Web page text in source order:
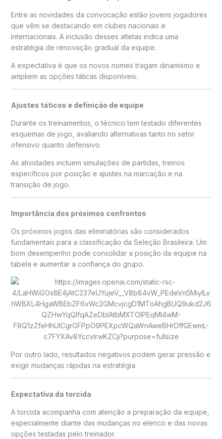
Entre as novidades da convocação estão jovens jogadores
que vêm se destacando em clubes nacionais e
internacionais. A inclusão desses atletas indica uma
estratégia de renovação gradual da equipe.
A expectativa é que os novos nomes tragam dinamismo e
ampliem as opções táticas disponíveis.
Ajustes táticos e definição de equipe
Durante os treinamentos, o técnico tem testado diferentes
esquemas de jogo, avaliando alternativas tanto no setor
ofensivo quanto defensivo.
As atividades incluem simulações de partidas, treinos
específicos por posição e ajustes na marcação e na
transição de jogo.
Importância dos próximos confrontos
Os próximos jogos das eliminatórias são considerados
fundamentais para a classificação da Seleção Brasileira. Um
bom desempenho pode consolidar a posição da equipe na
tabela e aumentar a confiança do grupo.
Por outro lado, resultados negativos podem gerar pressão e
exigir mudanças rápidas na estratégia.
Expectativa da torcida
A torcida acompanha com atenção a preparação da equipe,
especialmente diante das mudanças no elenco e das novas
opções testadas pelo treinador.